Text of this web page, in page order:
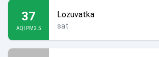
37
AQI PM2.5
Lozuvatka
sat